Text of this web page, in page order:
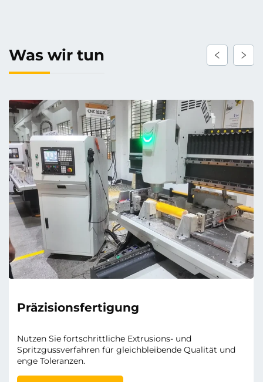
Was wir tun
Präzisionsfertigung
Nutzen Sie fortschrittliche Extrusions- und
Spritzgussverfahren für gleichbleibende Qualität und
enge Toleranzen.